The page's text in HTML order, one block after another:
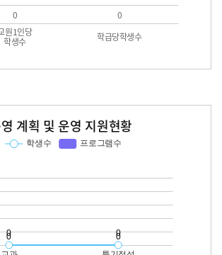
원1인당
학생수 학급당학생수
0 0
계획 및 운영 지원현황